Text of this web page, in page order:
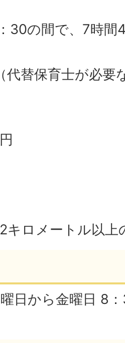
30の間で、7時間
替保育士が必要
ロメートル以上
日から金曜日 8